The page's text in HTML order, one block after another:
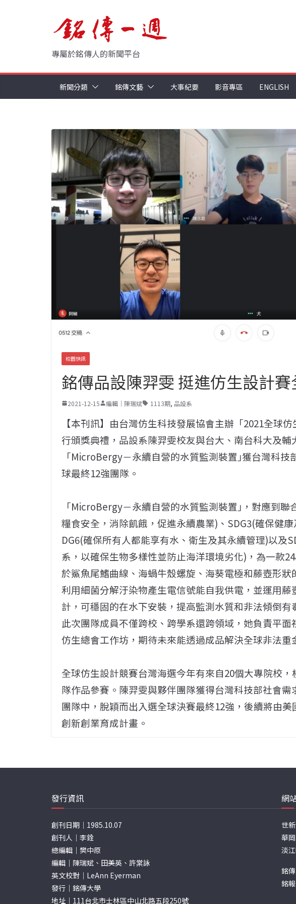
專屬於銘傳人的新聞平台
新聞分類 銘傳文藝 大事紀要 影音專區 ENGLISH
校園快訊
銘傳品設陳羿雯 挺進仿生設計
2021-12-15 編輯｜陳瑞斌 1113期, 品設系
【本刊訊】由台灣仿生科技發展協會主辦「2021全球
行頒獎典禮，品設系陳羿雯校友與台大、南台科大及輔
「MicroBergy－永續自營的水質監測裝置｣獲台灣科
球最終12強團隊。
「MicroBergy－永續自營的水質監測裝置｣， 對應到聯
糧食安全，消除飢餓， 促進永續農業) 、 SDG3(確保健
DG6(確保所有人都能享有水、衛生及其永續管理)以及
系， 以確保生物多樣性並防止海洋環境劣化) ，為一款24
於鯊魚尾鰭曲線、海蝸牛殼螺旋、 海葵電極和藤壺形狀
利用細菌分解汙染物產生電信號能自我供電， 並運用藤
計，可穩固的在水下安裝， 提高監測水質和非法傾倒有
此次團隊成員不僅跨校、跨學系還跨領域，她負責平
仿生總會工作坊，期待未來能透過成品解決全球非法重
全球仿生設計競賽台灣海選今年有來自20個大專院校
隊作品參賽。陳羿雯與夥伴團隊獲得台灣科技部社會需
團隊中，脫穎而出入選全球決賽最終12強，後續將由
創新創業育成計畫。
發行資訊
創刊日期｜1985.10.07
創刊人｜李銓
總編輯｜樊中原
編輯｜陳瑞斌、田美英、許棠詠
英文校對｜LeAnn Eyerman
發行｜銘傳大學
地址｜111台北市士林區中山北路五段250號
網
世
華
淡
銘
銘